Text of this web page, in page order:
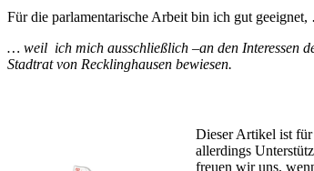
Für die parlamentarische Arbeit bin ich gut
… weil ich mich ausschließlich –an den Interessen
Stadtrat von Recklinghausen bewiesen.
Dieser Artikel ist für
allerdings
freuen wir uns,